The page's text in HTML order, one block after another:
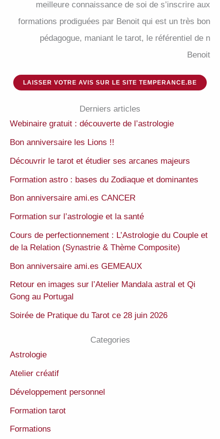
meilleure connaissance de soi de s’inscrire aux
formations prodiguées par Benoit qui est un très bon
pédagogue, maniant le tarot, le référentiel de n
Benoit
LAISSER VOTRE AVIS SUR LE SITE TEMPERANCE.BE
Derniers articles
Webinaire gratuit : découverte de l’astrologie
Bon anniversaire les Lions !!
Découvrir le tarot et étudier ses arcanes majeurs
Formation astro : bases du Zodiaque et dominantes
Bon anniversaire ami.es CANCER
Formation sur l’astrologie et la santé
Cours de perfectionnement : L’Astrologie du Couple et
de la Relation (Synastrie & Thème Composite)
Bon anniversaire ami.es GEMEAUX
Retour en images sur l’Atelier Mandala astral et Qi
Gong au Portugal
Soirée de Pratique du Tarot ce 28 juin 2026
Categories
Astrologie
Atelier créatif
Développement personnel
Formation tarot
Formations